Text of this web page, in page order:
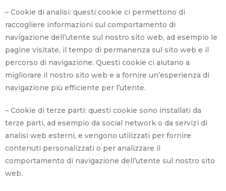
– Cookie di analisi: questi cookie ci permettono di
raccogliere informazioni sul comportamento di
navigazione dell’utente sul nostro sito web, ad esempio le
pagine visitate, il tempo di permanenza sul sito web e il
percorso di navigazione. Questi cookie ci aiutano a
migliorare il nostro sito web e a fornire un’esperienza di
navigazione più efficiente per l’utente.
– Cookie di terze parti: questi cookie sono installati da
terze parti, ad esempio da social network o da servizi di
analisi web esterni, e vengono utilizzati per fornire
contenuti personalizzati o per analizzare il
comportamento di navigazione dell’utente sul nostro sito
web.